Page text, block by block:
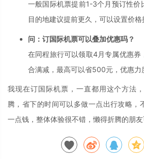
一般国际机票提前1-3个月预订性价
目的地建议提前更久，可以设置价格
问：订国际机票可以叠加优惠吗？
在同程旅行可以领取4月专属优惠券
合满减，最高可以省500元，优惠力
我现在订国际机票，一直都用这个方法
腾，省下的时间可以多做一点出行攻略，
一点钱，整体体验很不错，懒得折腾的朋友